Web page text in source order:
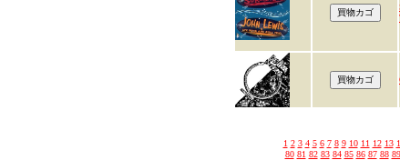
1 2 3 4 5 6 7 8 9 10 11 12 13
80 81 82 83 84 85 86 87 88 89